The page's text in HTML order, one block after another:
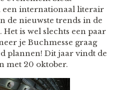
een internationaal literair
de nieuwste trends in de
is wel slechts een paar
je Buchmesse graag
plannen! Dit jaar vindt de
met 20 oktober.